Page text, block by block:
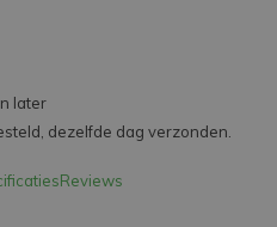
later
dezelfde dag verzonden.
Reviews